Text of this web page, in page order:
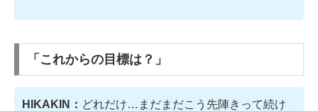
「これからの目標は？」
HIKAKIN： どれだけ…まだまだこう先陣きって続け